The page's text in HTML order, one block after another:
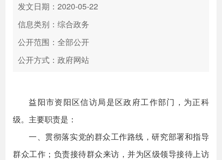
高效办成一件事
发文日期：2020-05-22
信息类别：综合政务
公开范围：全部公开
公开方式：政府网站
益阳市资阳区信访局是区政府工作部门，为正科
级。主要职责是：
一、贯彻落实党的群众工作路线，研究部署和指导
群众工作；负责接待群众来访，并为区级领导接待上访